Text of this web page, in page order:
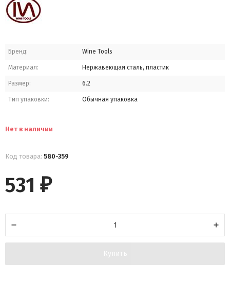
Бренд: Wine Tools
Материал: Нержавеющая сталь, пластик
Размер: 6.2
Тип упаковки: Обычная упаковка
Нет в наличии
Код товара: 580-359
531 ₽
Купить